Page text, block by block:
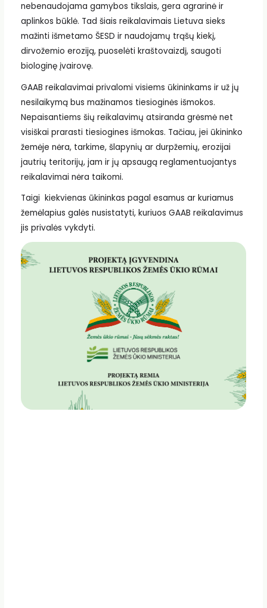
nebenaudojama gamybos tikslais, gera agrarinė ir
aplinkos būklė. Tad šiais reikalavimais Lietuva sieks
mažinti išmetamo ŠESD ir naudojamų trąšų kiekį,
dirvožemio eroziją, puoselėti kraštovaizdį, saugoti
biologinę įvairovę.
GAAB reikalavimai privalomi visiems ūkininkams ir už jų
nesilaikymą bus mažinamos tiesioginės išmokos.
Nepaisantiems šių reikalavimų atsiranda grėsmė net
visiškai prarasti tiesiogines išmokas. Tačiau, jei ūkininko
žemėje nėra, tarkime, šlapynių ar durpžemių, erozijai
jautrių teritorijų, jam ir jų apsaugą reglamentuojantys
reikalavimai nėra taikomi.
Taigi kiekvienas ūkininkas pagal esamus ar kuriamus
žemėlapius galės nusistatyti, kuriuos GAAB reikalavimus
jis privalės vykdyti.